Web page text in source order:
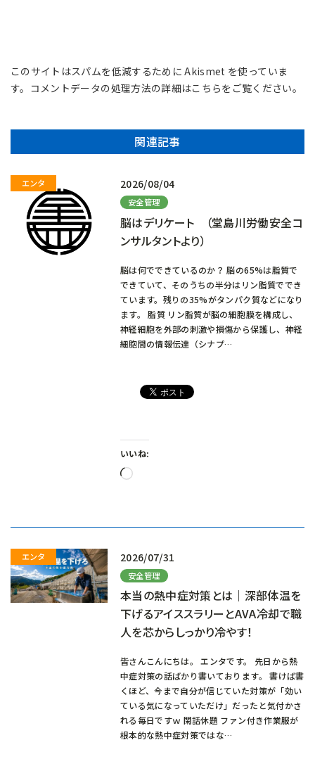
このサイトはスパムを低減するために Akismet を使っていま
す。 コメントデータの処理方法の詳細はこちらをご覧ください。
関連記事
2026/08/04
安全管理
脳はデリケート （堂島川労働安全コ
ンサルタントより）
脳は何でできているのか？ 脳の65%は脂質で
できていて、そのうちの半分はリン脂質ででき
ています。残りの35%がタンパク質などになり
ます。 脂質 リン脂質が脳の細胞膜を構成し、
神経細胞を外部の刺激や損傷から保護し、神経
細胞間の情報伝達（シナプ…
いいね:
読
2026/07/31
安全管理
本当の熱中症対策とは｜深部体温を
下げるアイススラリーとAVA冷却で職
人を芯からしっかり冷やす！
皆さんこんにちは。 エンタです。 先日から熱
中症対策の話ばかり書いております。 書けば書
くほど、今まで自分が信じていた対策が「効い
ている気になっていただけ」だったと気付かさ
れる毎日ですｗ 閑話休題 ファン付き作業服が
根本的な熱中症対策ではな…